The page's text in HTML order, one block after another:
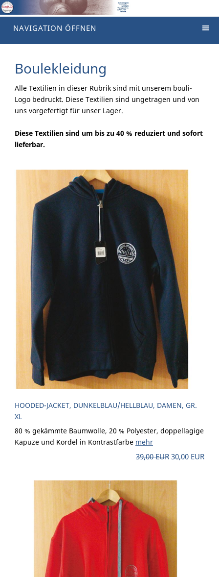
NAVIGATION ÖFFNEN
Boulekleidung
Alle Textilien in dieser Rubrik sind mit unserem bouli-
Logo bedruckt. Diese Textilien sind ungetragen und von
uns vorgefertigt für unser Lager.
Diese Textilien sind um bis zu 40 % reduziert und sofort
lieferbar.
HOODED-JACKET, DUNKELBLAU/HELLBLAU, DAMEN, GR.
XL
80 % gekämmte Baumwolle, 20 % Polyester, doppellagige
Kapuze und Kordel in Kontrastfarbe mehr
39,00 EUR30,00 EUR